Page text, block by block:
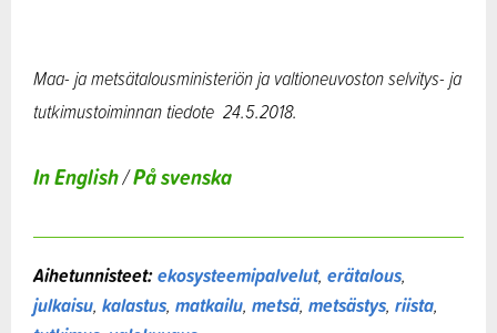
Maa- ja metsätalousministeriön ja valtioneuvoston selvitys- ja
tutkimustoiminnan tiedote 24.5.2018.
In English/På svenska
Aihetunnisteet:ekosysteemipalvelut, erätalous,
julkaisu, kalastus, matkailu, metsä, metsästys, riista,